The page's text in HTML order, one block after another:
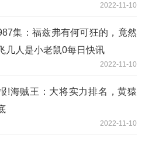
2022-11-10
集：福兹弗有何可狂的，竟然
几人是小老鼠0每日快讯
2022-11-10
!海贼王：大将实力排名，黄猿
2022-11-10